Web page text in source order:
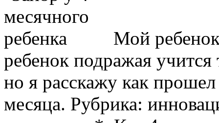
Мой
ребенок подражая
но я расскажу как
месяца. Рубрика: